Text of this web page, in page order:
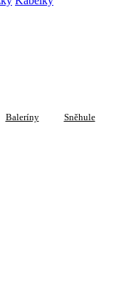
Baleríny Sněhule